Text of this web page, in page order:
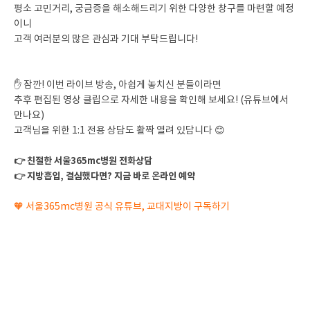
평소 고민거리, 궁금증을 해소해드리기 위한 다양한 창구를 마련할 예정
이니
고객 여러분의 많은 관심과 기대 부탁드립니다!
✋ 잠깐! 이번 라이브 방송, 아쉽게 놓치신 분들이라면
추후 편집된 영상 클립으로 자세한 내용을 확인해 보세요! (유튜브에서
만나요)
고객님을 위한 1:1 전용 상담도 활짝 열려 있답니다 😊
👉 친절한 서울365mc병원 전화상담
👉 지방흡입, 결심했다면? 지금 바로 온라인 예약
🧡 서울365mc병원 공식 유튜브, 교대지방이 구독하기